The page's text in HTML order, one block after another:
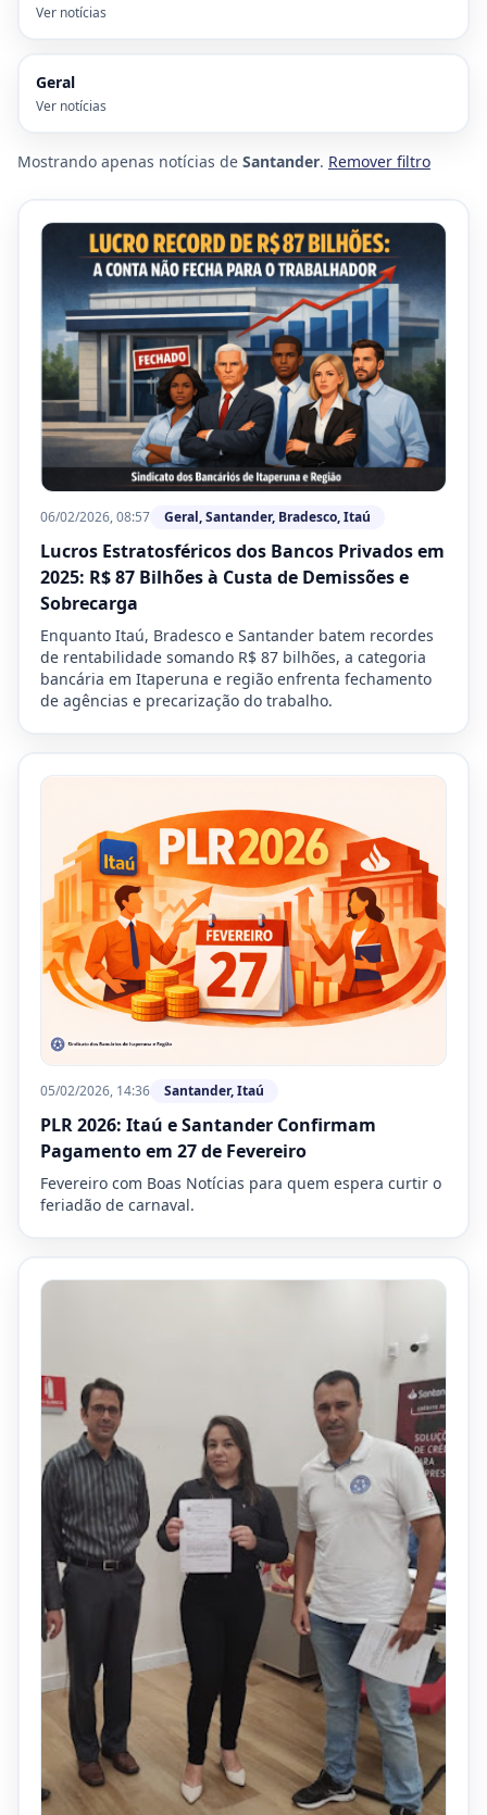
Ver notícias
Geral
Ver notícias
Mostrando apenas notícias de Santander. Remover filtro
06/02/2026, 08:57 Geral, Santander, Bradesco, Itaú
Lucros Estratosféricos dos Bancos Privados em
2025: R$ 87 Bilhões à Custa de Demissões e
Sobrecarga
Enquanto Itaú, Bradesco e Santander batem recordes
de rentabilidade somando R$ 87 bilhões, a categoria
bancária em Itaperuna e região enfrenta fechamento
de agências e precarização do trabalho.
05/02/2026, 14:36 Santander, Itaú
PLR 2026: Itaú e Santander Confirmam
Pagamento em 27 de Fevereiro
Fevereiro com Boas Notícias para quem espera curtir o
feriadão de carnaval.